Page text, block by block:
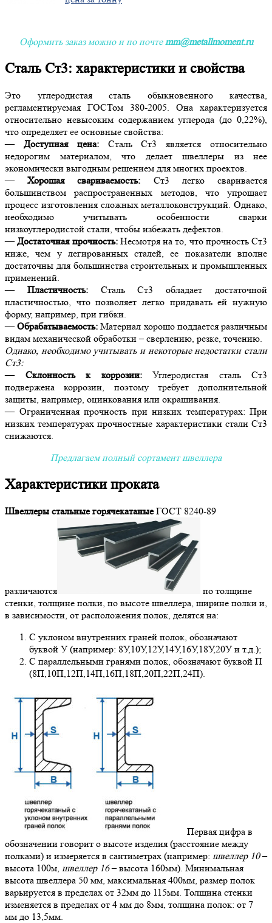
Оформить заказ можно и по почтеmm@metallmoment.ru
Сталь Ст3: характеристики и свойства
Это углеродистая сталь обыкновенного качества,
регламентируемая ГОСТом 380-2005. Она характеризуется
относительно невысоким содержанием углерода (до 0,22%),
что определяет ее основные свойства:
— Доступная цена:Сталь Ст3 является относительно
недорогим материалом, что делает швеллеры из нее
экономически выгодным решением для многих проектов.
—Хорошая свариваемость: Ст3 легко сваривается
большинством распространенных методов, что упрощает
процесс изготовления сложных металлоконструкций. Однако,
необходимо учитывать особенности сварки
низкоуглеродистой стали, чтобы избежать дефектов.
—Достаточная прочность:Несмотря на то, что прочность Ст3
ниже, чем у легированных сталей, ее показатели вполне
достаточны для большинства строительных и промышленных
применений.
— Пластичность:Сталь Ст3 обладает достаточной
пластичностью, что позволяет легко придавать ей нужную
форму, например, при гибки.
—Обрабатываемость: Материал хорошо поддается различным
видам механической обработки – сверлению, резке, точению.
Однако, необходимо учитывать и некоторые недостатки стали
Ст3:
— Склонность к коррозии:Углеродистая сталь Ст3
подвержена коррозии, поэтому требует дополнительной
защиты, например, оцинкования или окрашивания.
— Ограниченная прочность при низких температурах: При
низких температурах прочностные характеристики стали Ст3
снижаются.
Предлагаем полный сортамент швеллера
Характеристики проката
Швеллеры стальные горячекатаныеГОСТ 8240-89
различаются
по толщине
стенки, толщине полки, по высоте швеллера, ширине полки и,
в зависимости, от расположения полок, делятся на:
C уклоном внутренних граней полок, обозначают
буквой У (например: 8У,10У,12У,14У,16У,18У,20У и т.д.);
С параллельными гранями полок, обозначают буквой П
(8П,10П,12П,14П,16П,18П,20П,22П,24П).
Первая цифра в
обозначении говорит о высоте изделия (расстояние между
полками) и измеряется в сантиметрах (например: швеллер 10–
высота 100м, швеллер 16– высота 160мм). Минимальная
высота швеллера 50 мм, максимальная 400мм, размер полок
варьируется в пределах от 32мм до 115мм. Толщина стенки
изменяется в пределах от 4 мм до 8мм, толщина полок: от 7
мм до 13,5мм.